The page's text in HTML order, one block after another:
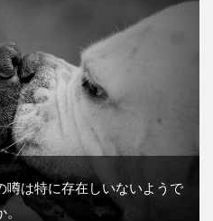
噂は特に存在しいないようで